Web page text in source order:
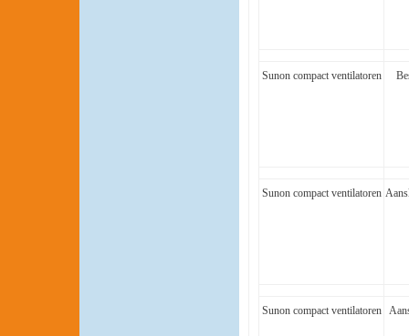
Sunon compact ventilatoren
Sunon compact ventilatoren
Sunon compact ventilatoren